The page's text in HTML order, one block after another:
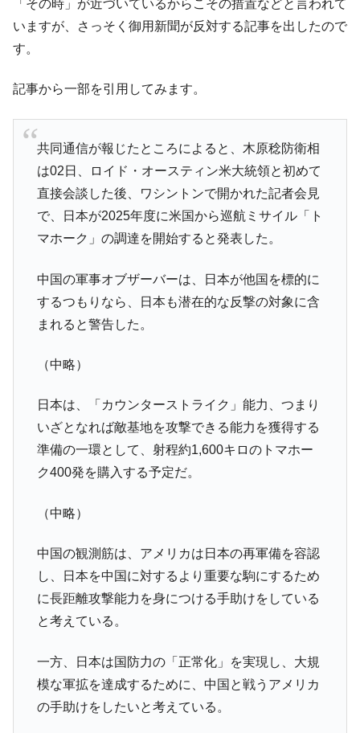
『Money1』
韓国政府『BYD』車への補助金を全廃 ⇒ 実
は韓国で『BYD』車は売れている。6カ月で対前年同期比
1.9倍！
く空港に詰めかけ「出て行け！」「極右勢力」のプラカー
『Money1』
ータセンター整備」⇒ だから無理だってば。
『Money1』
JPモルガン「韓国レバレッジETFの清算は
ほぼ終わった」
『Money1』
韓国『国民年金公団』株価暴落で200兆蒸
発。
ャンペーン」⇒ あの名物教授も登場！
『Money1』
韓国「橋が落ちました」⇒ 耐久性「なさす
ぎ」では。
『Money1』
営業利益80.2％も減少
『Money1』
米国下院「韓国の公務員個人をターゲット
する差別。許してはおかぬ
韓国ボンクラ政策室長･金容範、株価暴落に
他人事のような発言。
『Money1』
業績「史上最高益」当期純利益は前年同期比13.4倍に。
『Money1』
韓国･加徳島新国際空港「またも暗礁」の危
機 ⇒ 10.7兆では損が出るからできない。
『Money1』
【速報】韓国株式市場の暴落・本日07月29
日(水)もサイドカー・サーキットブレイカーの二段コンボ
発動！
『Money1』
IT産業は人を雇用する効果は低い。全産業の
『Money1』
韓国「株式市場が賭博場のように変質した
のは政界の責任だ」
「その時」が近づいているからこその措置などと言われて
いますが、さっそく御用新聞が反対する記事を出したので
す。
記事から一部を引用してみます。
共同通信が報じたところによると、木原稔防衛相
は02日、ロイド・オースティン米大統領と初めて
直接会談した後、ワシントンで開かれた記者会見
で、日本が2025年度に米国から巡航ミサイル「ト
マホーク」の調達を開始すると発表した。
中国の軍事オブザーバーは、日本が他国を標的に
するつもりなら、日本も潜在的な反撃の対象に含
まれると警告した。
（中略）
日本は、「カウンターストライク」能力、つまり
いざとなれば敵基地を攻撃できる能力を獲得する
準備の一環として、射程約1,600キロのトマホー
ク400発を購入する予定だ。
（中略）
中国の観測筋は、アメリカは日本の再軍備を容認
し、日本を中国に対するより重要な駒にするため
に長距離攻撃能力を身につける手助けをしている
と考えている。
一方、日本は国防力の「正常化」を実現し、大規
模な軍拡を達成するために、中国と戦うアメリカ
の手助けをしたいと考えている。